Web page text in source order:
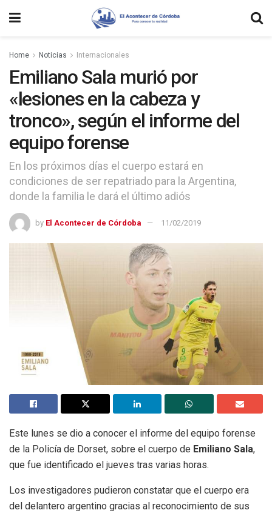
Home Noticias Internacionales
Emiliano Sala murió por
«lesiones en la cabeza y
tronco», según el informe del
equipo forense
En los próximos días el cuerpo estará en
condiciones de ser repatriado para la Argentina,
donde la familia le dará el último adiós
by El Acontecer de Córdoba 11/02/2019
Este lunes se dio a conocer el informe del equipo forense
de la Policía de Dorset, sobre el cuerpo de Emiliano Sala,
que fue identificado el jueves tras varias horas.
Los investigadores pudieron constatar que el cuerpo era
del delantero argentino gracias al reconocimiento de sus